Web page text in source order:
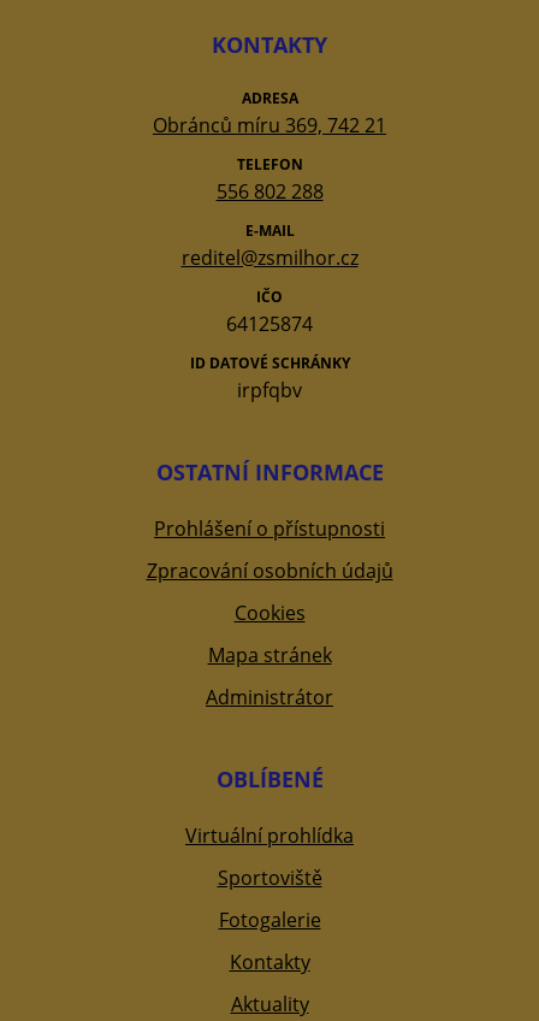
KONTAKTY
ADRESA
Obránců míru 369, 742 21
TELEFON
556 802 288
E-MAIL
reditel@zsmilhor.cz
IČO
64125874
ID DATOVÉ SCHRÁNKY
irpfqbv
OSTATNÍ INFORMACE
Prohlášení o přístupnosti
Zpracování osobních údajů
Cookies
Mapa stránek
Administrátor
OBLÍBENÉ
Virtuální prohlídka
Sportoviště
Fotogalerie
Kontakty
Aktuality